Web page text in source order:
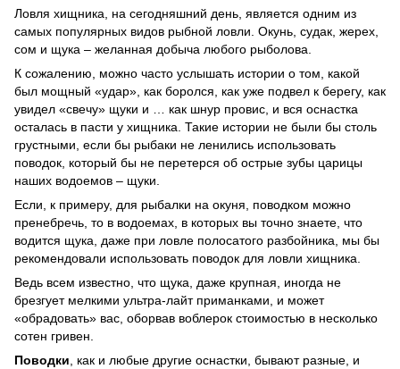
Ловля хищника, на сегодняшний день, является одним из
самых популярных видов рыбной ловли. Окунь, судак, жерех,
сом и щука – желанная добыча любого рыболова.
К сожалению, можно часто услышать истории о том, какой
был мощный «удар», как боролся, как уже подвел к берегу, как
увидел «свечу» щуки и … как шнур провис, и вся оснастка
осталась в пасти у хищника. Такие истории не были бы столь
грустными, если бы рыбаки не ленились использовать
поводок, который бы не перетерся об острые зубы царицы
наших водоемов – щуки.
Если, к примеру, для рыбалки на окуня, поводком можно
пренебречь, то в водоемах, в которых вы точно знаете, что
водится щука, даже при ловле полосатого разбойника, мы бы
рекомендовали использовать поводок для ловли хищника.
Ведь всем известно, что щука, даже крупная, иногда не
брезгует мелкими ультра-лайт приманками, и может
«обрадовать» вас, оборвав воблерок стоимостью в несколько
сотен гривен.
Поводки , как и любые другие оснастки, бывают разные, и